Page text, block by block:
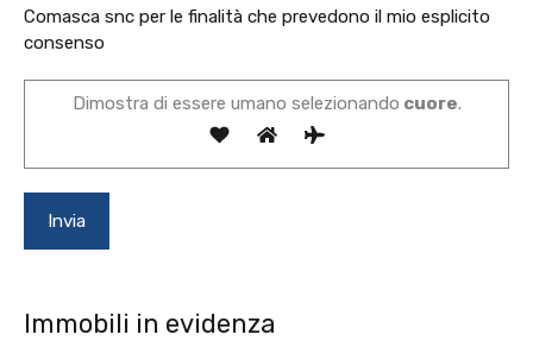
Comasca snc per le finalità che prevedono il mio esplicito
consenso
Dimostra di essere umano selezionando cuore.
Immobili in evidenza